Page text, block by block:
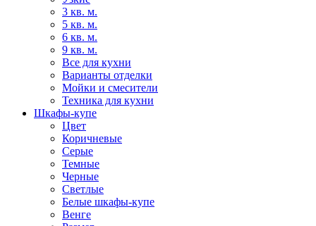
3 кв. м.
5 кв. м.
6 кв. м.
9 кв. м.
Все для кухни
Варианты отделки
Мойки и смесители
Техника для кухни
Шкафы-купе
Цвет
Коричневые
Серые
Темные
Черные
Светлые
Белые шкафы-купе
Венге